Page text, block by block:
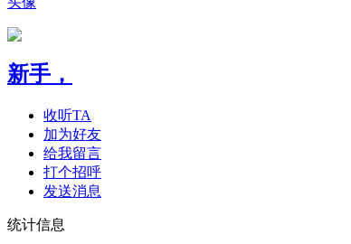
新手，
收听TA
加为好友
给我留言
打个招呼
发送消息
统计信息